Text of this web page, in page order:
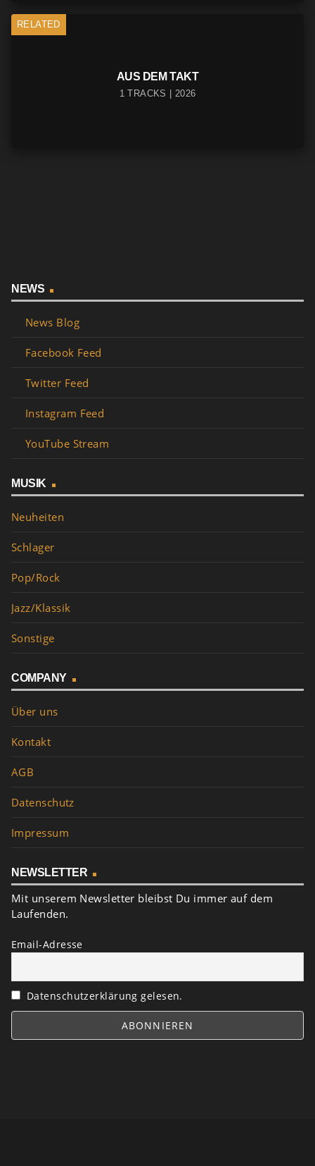
RELATED
AUS DEM TAKT
1 TRACKS | 2026
NEWS
News Blog
Facebook Feed
Twitter Feed
Instagram Feed
YouTube Stream
MUSIK
Neuheiten
Schlager
Pop/Rock
Jazz/Klassik
Sonstige
COMPANY
Über uns
Kontakt
AGB
Datenschutz
Impressum
NEWSLETTER
Mit unserem Newsletter bleibst Du immer auf dem
Laufenden.
Email-Adresse
Datenschutzerklärung gelesen.